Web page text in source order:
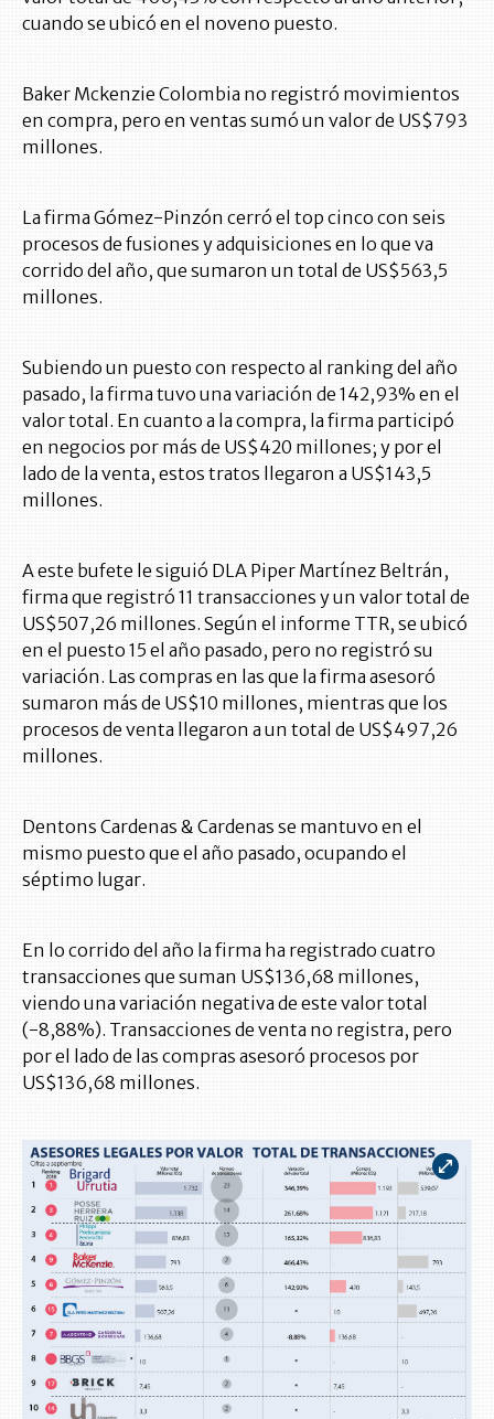
cuando se ubicó en el noveno puesto.
Baker Mckenzie Colombia no registró movimientos
en compra, pero en ventas sumó un valor de US$793
millones.
La firma Gómez-Pinzón cerró el top cinco con seis
procesos de fusiones y adquisiciones en lo que va
corrido del año, que sumaron un total de US$563,5
millones.
Subiendo un puesto con respecto al ranking del año
pasado, la firma tuvo una variación de 142,93% en el
valor total. En cuanto a la compra, la firma participó
en negocios por más de US$420 millones; y por el
lado de la venta, estos tratos llegaron a US$143,5
millones.
A este bufete le siguió DLA Piper Martínez Beltrán,
firma que registró 11 transacciones y un valor total de
US$507,26 millones. Según el informe TTR, se ubicó
en el puesto 15 el año pasado, pero no registró su
variación. Las compras en las que la firma asesoró
sumaron más de US$10 millones, mientras que los
procesos de venta llegaron a un total de US$497,26
millones.
Dentons Cardenas & Cardenas se mantuvo en el
mismo puesto que el año pasado, ocupando el
séptimo lugar.
En lo corrido del año la firma ha registrado cuatro
transacciones que suman US$136,68 millones,
viendo una variación negativa de este valor total
(-8,88%). Transacciones de venta no registra, pero
por el lado de las compras asesoró procesos por
US$136,68 millones.